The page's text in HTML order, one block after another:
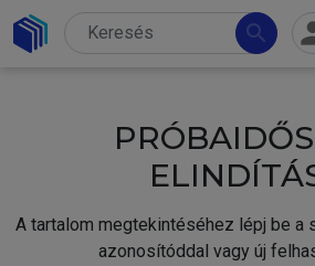
search
A tartalom megtekintéséhez lépj be a
azonosítóddal vagy új